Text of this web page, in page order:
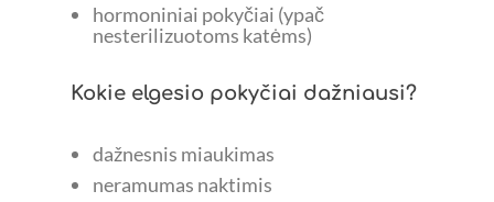
hormoniniai pokyčiai (ypač
nesterilizuotoms katėms)
Kokie elgesio pokyčiai dažniausi?
dažnesnis miaukimas
neramumas naktimis